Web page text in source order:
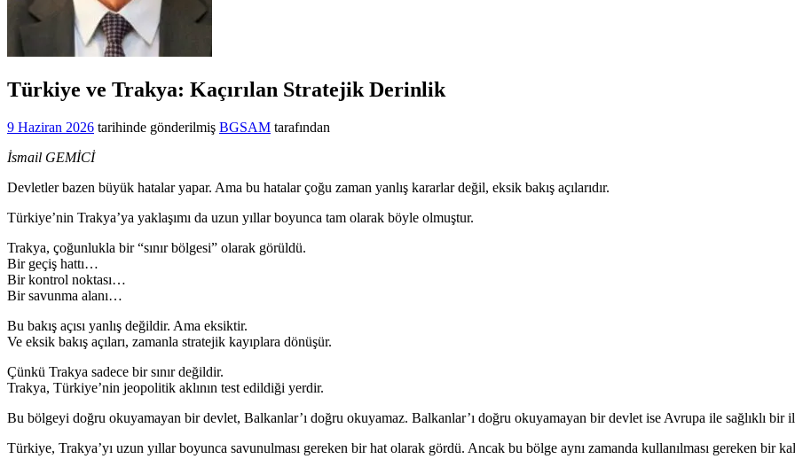
Türkiye ve Trakya: Kaçırılan Stratejik Derinlik
9 Haziran 2026 tarihinde gönderilmiş BGSAM tarafından
İsmail GEMİCİ
Devletler bazen büyük hatalar yapar. Ama bu hatalar çoğu zaman yanlış kararlar değil, eksik bakış açılarıdır.
Türkiye’nin Trakya’ya yaklaşımı da uzun yıllar boyunca tam olarak böyle olmuştur.
Trakya, çoğunlukla bir “sınır bölgesi” olarak görüldü.
Bir geçiş hattı…
Bir kontrol noktası…
Bir savunma alanı…
Bu bakış açısı yanlış değildir. Ama eksiktir.
Ve eksik bakış açıları, zamanla stratejik kayıplara dönüşür.
Çünkü Trakya sadece bir sınır değildir.
Trakya, Türkiye’nin jeopolitik aklının test edildiği yerdir.
Bu bölgeyi doğru okuyamayan bir devlet, Balkanlar’ı doğru okuyamaz. Balkanlar’ı doğru okuyamayan bir devlet ise Avrupa ile sağlıklı bir
Türkiye, Trakya’yı uzun yıllar boyunca savunulması gereken bir hat olarak gördü. Ancak bu bölge aynı zamanda kullanılması gereken bir